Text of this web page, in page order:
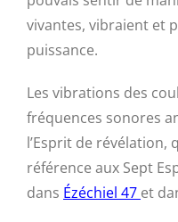
vivantes, vibraient et
puissance.
Les vibrations des
fréquences sonores
l’Esprit de révélation,
référence aux Sept
dans Ézéchiel 47 et